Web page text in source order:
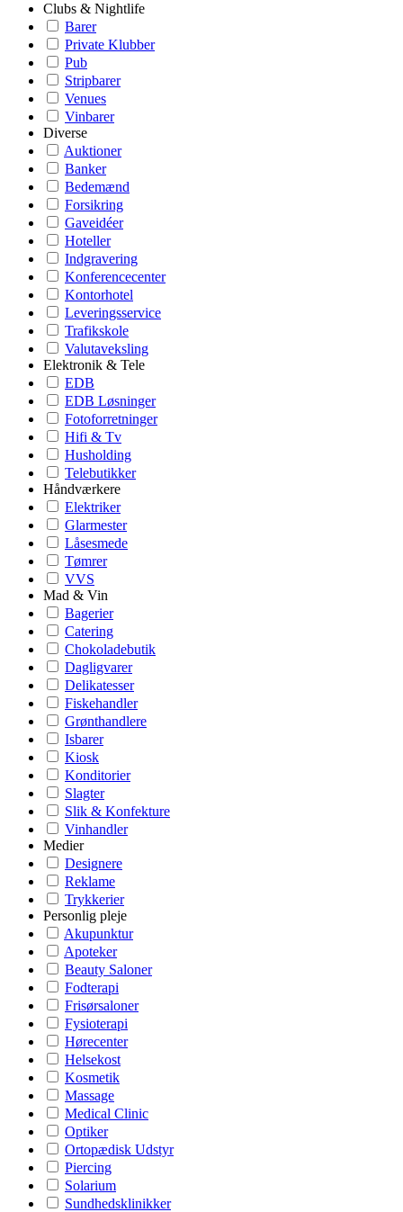
Clubs & Nightlife
Barer
Private Klubber
Pub
Stripbarer
Venues
Vinbarer
Diverse
Auktioner
Banker
Bedemænd
Forsikring
Gaveidéer
Hoteller
Indgravering
Konferencecenter
Kontorhotel
Leveringsservice
Trafikskole
Valutaveksling
Elektronik & Tele
EDB
EDB Løsninger
Fotoforretninger
Hifi & Tv
Husholding
Telebutikker
Håndværkere
Elektriker
Glarmester
Låsesmede
Tømrer
VVS
Mad & Vin
Bagerier
Catering
Chokoladebutik
Dagligvarer
Delikatesser
Fiskehandler
Grønthandlere
Isbarer
Kiosk
Konditorier
Slagter
Slik & Konfekture
Vinhandler
Medier
Designere
Reklame
Trykkerier
Personlig pleje
Akupunktur
Apoteker
Beauty Saloner
Fodterapi
Frisørsaloner
Fysioterapi
Hørecenter
Helsekost
Kosmetik
Massage
Medical Clinic
Optiker
Ortopædisk Udstyr
Piercing
Solarium
Sundhedsklinikker